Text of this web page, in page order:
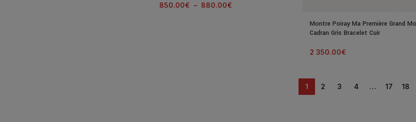
850.00€ – 880.00€
Montre Poiray Ma Première Grand
Cadran Gris Bracelet Cuir
2 350.00€
1 2 3 4 … 17 18